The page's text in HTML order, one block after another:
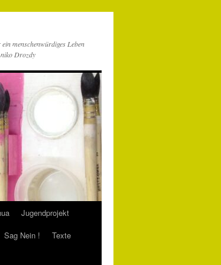
menschenwürdiges Leben
Drozdy
Jugendprojekt
Sag Nein !
Texte